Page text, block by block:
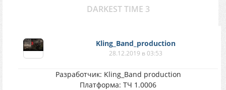
DARKEST TIME 3
Kling_Band_production
28.12.2019 в 03:53
Разработчик: Kling_Band production
Платформа: ТЧ 1.0006